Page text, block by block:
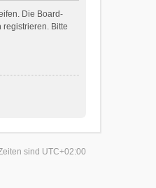
Die Board-
Bitte
sind UTC+02:00